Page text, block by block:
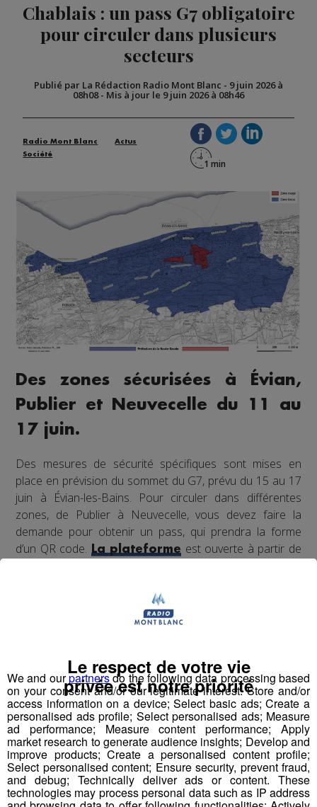
Chablais : un pass G7 obligatoire
pour circuler dans plusieurs
secteurs
Publié par La Rédaction Radio Mont Blanc - 9 juin 2026 à
08h08- Mis à jour le 9 juin 2026 à 08h46
Radio Mont Blanc
Actus
Société
Des zones sécurisées à Évian,
Publier et Neuvecelle du 11 au
17 juin.
Des mesures de sécurité spécifiques sont mises en
place en prévision du sommet du G7, prévu du 15 au 17
juin à Évian-les-Bains. Pour circuler dans différentes
zones, de Publier à Neuvecelle, vous devez faire la
demande pour obtenir un pass, qui prendra la forme
d’un QR code.
La plateforme est ouverte à partir de
Emmanuelle Dubée, préfète de Haute-Savoie, précise les
zones et les personnes concernées par cette restriction.
La préfecture recommande de s'occuper des
démarches avant le dimanche 7 juin.
La mobilité : un enjeu majeur pour ce
G7
We and ourpartnersdo the following data processing based
on your consent and/or our legitimate interest: Store and/or
access information on a device; Select basic ads; Create a
personalised ads profile; Select personalised ads; Measure
ad performance; Measure content performance; Apply
market research to generate audience insights; Develop and
improve products; Create a personalised content profile;
Select personalised content; Ensure security, prevent fraud,
and debug; Technically deliver ads or content. These
technologies may process personal data such as IP address
Le respect de votre vie
privée est notre priorité